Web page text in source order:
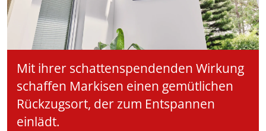
Mit ihrer schattenspendenden Wirkung
schaffen Markisen einen gemütlichen
Rückzugsort, der zum Entspannen
einlädt.